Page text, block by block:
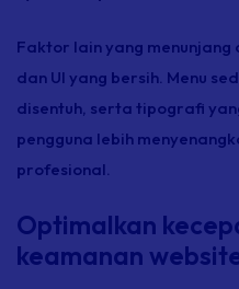
Faktor lain yang
dan UI yang bersih. Menu
disentuh, serta tipografi
pengguna lebih
profesional.
Optimalkan
keamanan